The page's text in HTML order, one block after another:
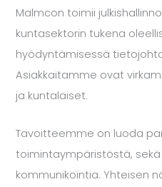
Malmcon toimii
kuntasektorin tukena
hyödyntämisessä
Asiakkaitamme ovat
ja kuntalaiset.
Tavoitteemme on luoda
toimintaympäristöstä,
kommunikointia. Yhteisen